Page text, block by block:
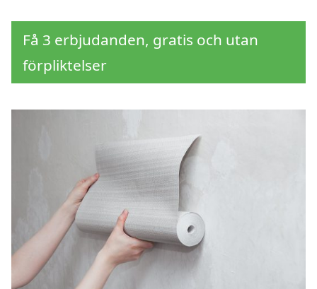
Få 3 erbjudanden, gratis och utan
förpliktelser